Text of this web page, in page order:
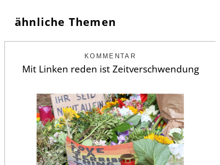
ähnliche Themen
KOMMENTAR
Mit Linken reden ist Zeitverschwendung